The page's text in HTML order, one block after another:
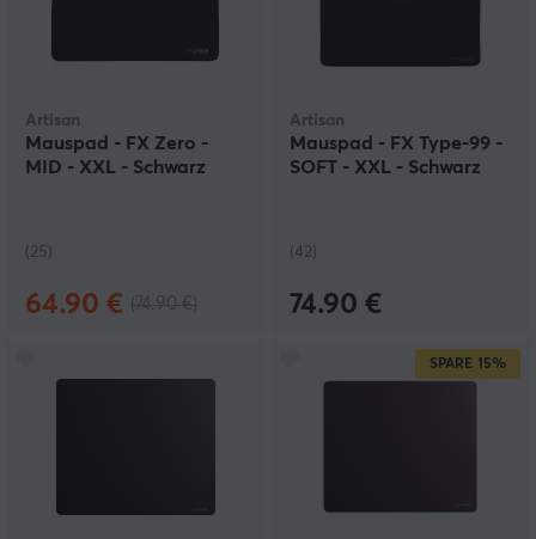
Artisan
Mauspad - FX Zero -
MID - XXL - Schwarz
(25)
64.90 €
Artisan
Mauspad - FX Type-99 -
SOFT - XXL - Schwarz
(42)
74.90 €
SPARE 15%